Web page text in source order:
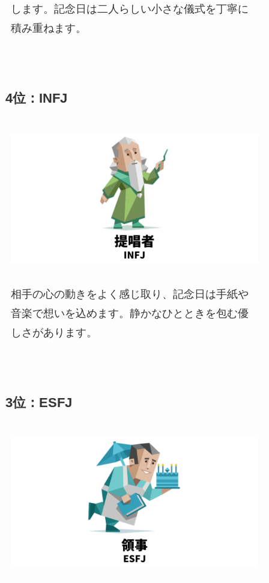
します。記念日は二人らしい小さな儀式を丁寧に
積み重ねます。
4位：INFJ
相手の心の動きをよく感じ取り、記念日は手紙や
音楽で想いを込めます。静かなひとときを包む優
しさがあります。
3位：ESFJ